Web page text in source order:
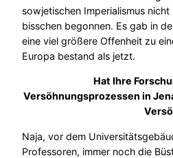
sowjetischen Imperialismus
bisschen begonnen. Es gab in
eine viel größere Offenheit zu
Europa bestand als jetzt.
Hat Ihre
Versöhnungsprozessen in
Naja, vor dem
Professoren, immer noch die